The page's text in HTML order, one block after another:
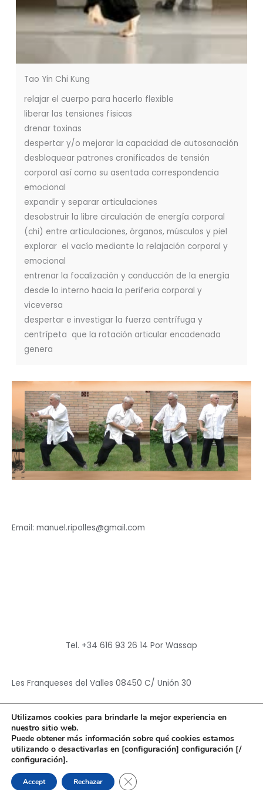
Tao Yin Chi Kung
relajar el cuerpo para hacerlo flexible
liberar las tensiones físicas
drenar toxinas
despertar y/o mejorar la capacidad de autosanación
desbloquear patrones cronificados de tensión
corporal así como su asentada correspondencia
emocional
expandir y separar articulaciones
desobstruir la libre circulación de energía corporal
(chi) entre articulaciones, órganos, músculos y piel
explorar el vacío mediante la relajación corporal y
emocional
entrenar la focalización y conducción de la energía
desde lo interno hacia la periferia corporal y
viceversa
despertar e investigar la fuerza centrífuga y
centrípeta que la rotación articular encadenada
genera
Email: manuel.ripolles@gmail.com
Tel. +34 616 93 26 14 Por Wassap
Les Franqueses del Valles 08450 C/ Unión 30
Copyright © 2026Hun Yuan Chen
Powered byHun Yuan Chen
Utilizamos cookies para brindarle la mejor experiencia en
nuestro sitio web.
Puede obtener más información sobre qué cookies estamos
utilizando o desactivarlas en [configuración] configuración [/
configuración].
Accept Rechazar CERRAR EL BANNER DE